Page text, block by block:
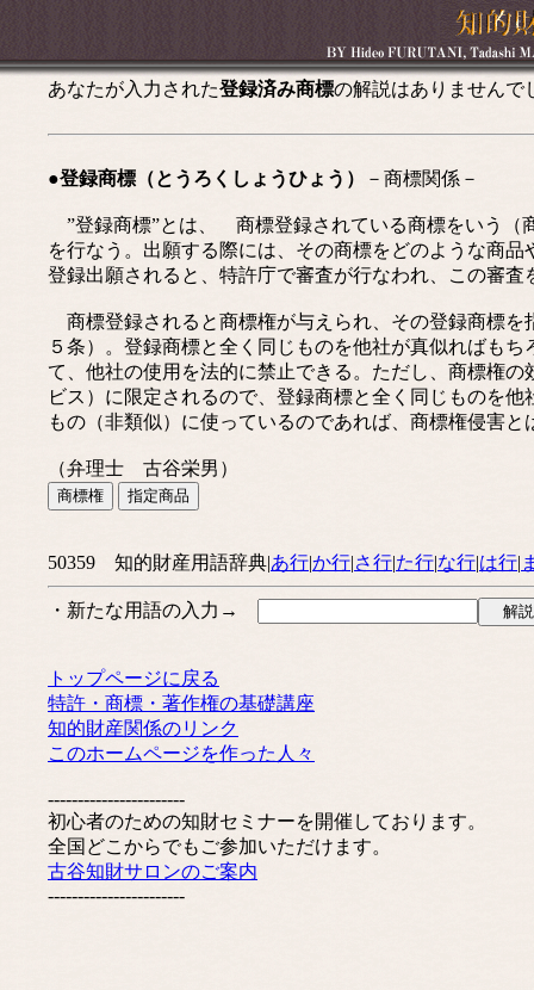
あなたが入力された登録済み商標の解説はありませんで
●登録商標（とうろくしょうひょう） －商標関係－
”登録商標”とは、 商標登録されている商標をいう（
を行なう。出願する際には、その商標をどのような商
登録出願されると、特許庁で審査が行なわれ、この審
商標登録されると商標権が与えられ、その登録商標を
５条）。登録商標と全く同じものを他社が真似ればも
て、他社の使用を法的に禁止できる。ただし、商標権
ビス）に限定されるので、登録商標と全く同じものを
もの（非類似）に使っているのであれば、商標権侵害と
（弁理士 古谷栄男）
50359 知的財産用語辞典|あ行|か行|さ行|た行|な行|は行|
・新たな用語の入力→
トップページに戻る
特許・商標・著作権の基礎講座
知的財産関係のリンク
このホームページを作った人々
-----------------------
初心者のための知財セミナーを開催しております。
全国どこからでもご参加いただけます。
古谷知財サロンのご案内
-----------------------